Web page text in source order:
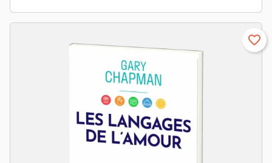
favorite_border